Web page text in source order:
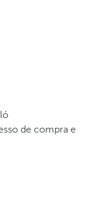
de compra e